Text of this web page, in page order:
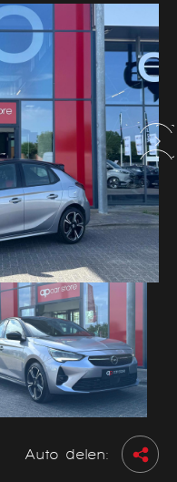
Auto delen: